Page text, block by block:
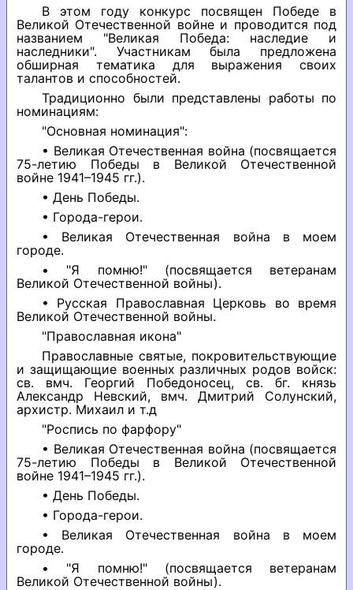
В этом году конкурс посвящен Победе в
Великой Отечественной войне и проводится под
названием "Великая Победа: наследие и
наследники". Участникам была предложена
обширная тематика для выражения своих
талантов и способностей.
Традиционно были представлены работы по
номинациям:
"Основная номинация":
• Великая Отечественная война (посвящается
75-летию Победы в Великой Отечественной
войне 1941–1945 гг.).
• День Победы.
• Города-герои.
• Великая Отечественная война в моем
городе.
• "Я помню!" (посвящается ветеранам
Великой Отечественной войны).
• Русская Православная Церковь во время
Великой Отечественной войны.
"Православная икона"
Православные святые, покровительствующие
и защищающие военных различных родов войск:
св. вмч. Георгий Победоносец, св. бг. князь
Александр Невский, вмч. Дмитрий Солунский,
архистр. Михаил и т.д
"Роспись по фарфору"
• Великая Отечественная война (посвящается
75-летию Победы в Великой Отечественной
войне 1941–1945 гг.).
• День Победы.
• Города-герои.
• Великая Отечественная война в моем
городе.
• "Я помню!" (посвящается ветеранам
Великой Отечественной войны).